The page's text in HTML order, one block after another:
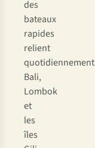
des
bateaux
rapides
relient
quotidiennement
Bali,
Lombok
et
les
îles